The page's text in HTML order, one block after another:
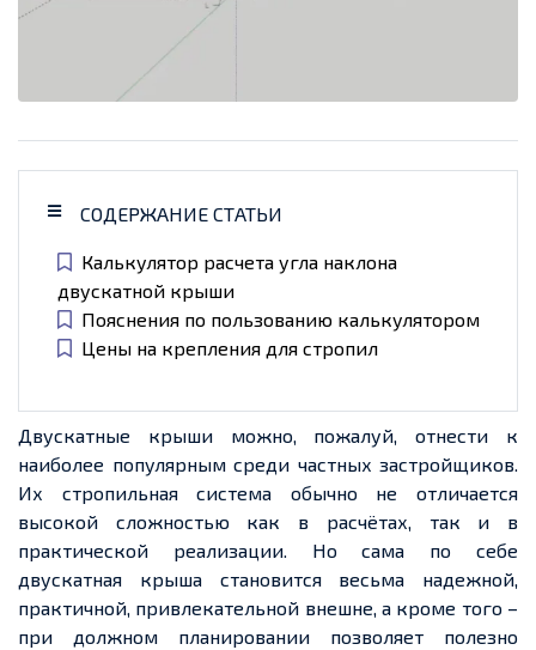
СОДЕРЖАНИЕ СТАТЬИ
Калькулятор расчета угла наклона
двускатной крыши
Пояснения по пользованию калькулятором
Цены на крепления для стропил
Двускатные крыши можно, пожалуй, отнести к
наиболее популярным среди частных застройщиков.
Их стропильная система обычно не отличается
высокой сложностью как в расчётах, так и в
практической реализации. Но сама по себе
двускатная крыша становится весьма надежной,
практичной, привлекательной внешне, а кроме того –
при должном планировании позволяет полезно